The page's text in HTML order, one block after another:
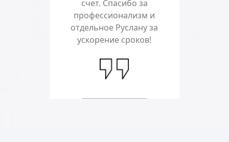
счет. Спасибо за
профессионализм и
отдельное Руслану за
ускорение сроков!